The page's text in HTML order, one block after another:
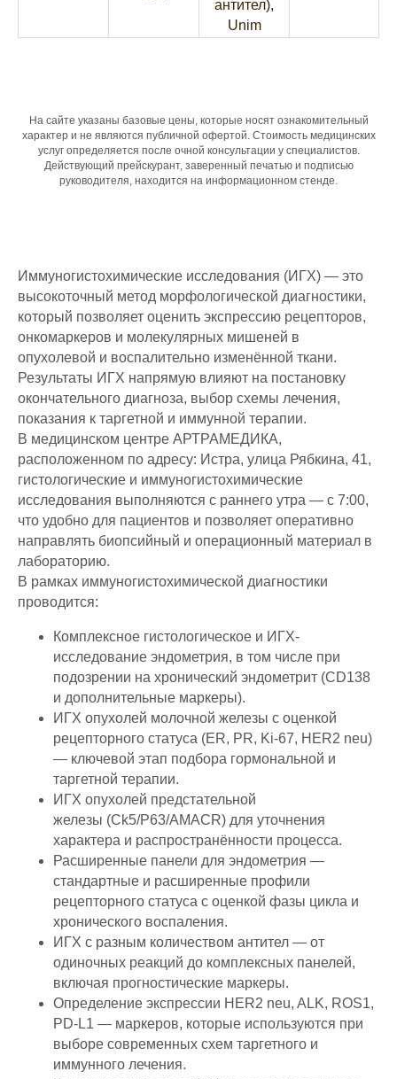
антител),
Unim
На сайте указаны базовые цены, которые носят ознакомительный
характер и не являются публичной офертой. Стоимость медицинских
услуг определяется после очной консультации у специалистов.
Действующий прейскурант, заверенный печатью и подписью
руководителя, находится на информационном стенде.
Иммуногистохимические исследования (ИГХ) — это
высокоточный метод морфологической диагностики,
который позволяет оценить экспрессию рецепторов,
онкомаркеров и молекулярных мишеней в
опухолевой и воспалительно изменённой ткани.
Результаты ИГХ напрямую влияют на постановку
окончательного диагноза, выбор схемы лечения,
показания к таргетной и иммунной терапии.
В медицинском центре АРТРАМЕДИКА,
расположенном по адресу: Истра, улица Рябкина, 41,
гистологические и иммуногистохимические
исследования выполняются с раннего утра — с 7:00,
что удобно для пациентов и позволяет оперативно
направлять биопсийный и операционный материал в
лабораторию.
В рамках иммуногистохимической диагностики
проводится:
Комплексное гистологическое и ИГХ-
исследование эндометрия, в том числе при
подозрении на хронический эндометрит (CD138
и дополнительные маркеры).
ИГХ опухолей молочной железы с оценкой
рецепторного статуса (ER, PR, Ki-67, HER2 neu)
— ключевой этап подбора гормональной и
таргетной терапии.
ИГХ опухолей предстательной
железы (Ck5/P63/AMACR) для уточнения
характера и распространённости процесса.
Расширенные панели для эндометрия —
стандартные и расширенные профили
рецепторного статуса с оценкой фазы цикла и
хронического воспаления.
ИГХ с разным количеством антител — от
одиночных реакций до комплексных панелей,
включая прогностические маркеры.
Определение экспрессии HER2 neu, ALK, ROS1,
PD-L1 — маркеров, которые используются при
выборе современных схем таргетного и
иммунного лечения.